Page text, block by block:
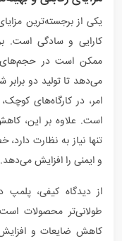
یکی از برجسته‌ترین
کارایی و سادگی است.
ممکن است در حجم‌های
می‌دهد تا تولید دو
امر، در کارگاه‌های
است. علاوه بر این،
تنها نیاز به نظارت
و ایمنی را افزایش می‌دهد.
از دیدگاه کیفی، پلمپ
طولانی‌تر محصولات
کاهش ضایعات و